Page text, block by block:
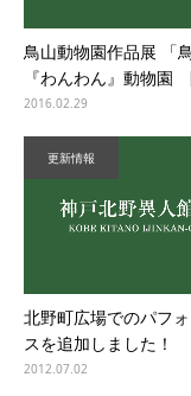
鳥山動物園作品展 「
『わんわん』動物園
2016.02.29
更新情報
北野町広場でのパフ
スを追加しました！
2012.07.02